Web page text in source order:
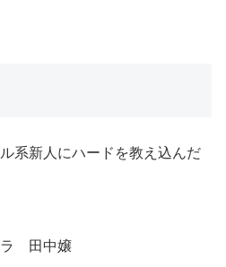
系新人にハードを教え込んだ
ラ 田中嬢